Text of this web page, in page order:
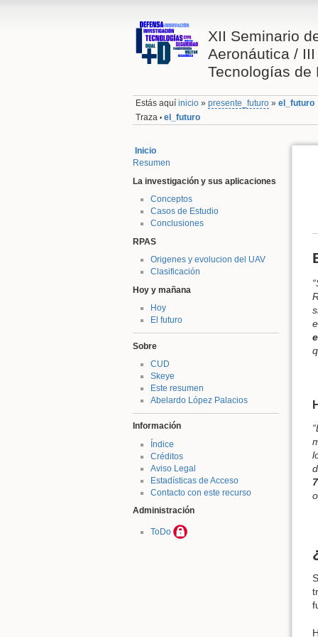
XII Seminario
Aeronáutica /
Tecnologías de
Estás aquíinicio »presente_futuro »el_futuro
Traza • el_futuro
Inicio
Resumen
La investigación y sus aplicaciones
Conceptos
Casos de Estudio
Conclusiones
RPAS
Origenes y evolucion del UAV
Clasificación
Hoy y mañana
Hoy
El futuro
Sobre
CUD
Skeye
Este resumen
Abelardo López Palacios
Información
Índice
Créditos
Aviso Legal
Estadísticas de Acceso
Contacto con este recurso
Administración
ToDo